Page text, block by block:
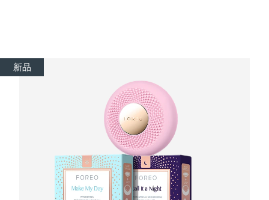
新品
FOREO APP
科威特
预计送达日期
预计送达日期
预计送达日期